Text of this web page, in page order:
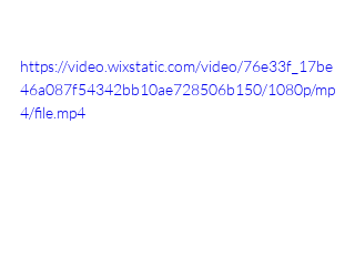
https://video.wixstatic.com/video/76e33f_17be
46a087f54342bb10ae728506b150/1080p/mp
4/file.mp4